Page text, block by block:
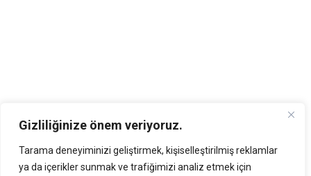
Gizliliğinize önem veriyoruz.
Tarama deneyiminizi geliştirmek, kişiselleştirilmiş reklamlar
ya da içerikler sunmak ve trafiğimizi analiz etmek için